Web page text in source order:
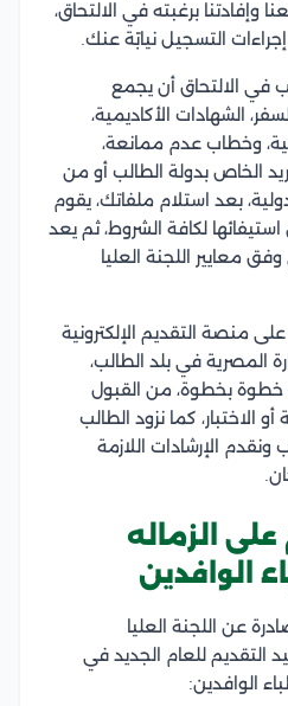
وإفادتنا برغبته في الالتحاق،
التسجيل نيابًة عنك.
في الالتحاق أن يجمع
الشهادات الأكاديمية،
وخطاب عدم ممانعة،
الخاص بدولة الطالب أو من
بعد استلام ملفاتك، يقوم
لكافة الشروط، ثم يعد
معايير اللجنة العليا
منصة التقديم الإلكترونية
المصرية في بلد الطالب،
خطوة بخطوة، من القبول
الاختبار، كما نزود الطالب
ونقدم الإرشادات اللازمة
على الزماله
الوافدين
عن اللجنة العليا
التقديم للعام الجديد في
الوافدين: